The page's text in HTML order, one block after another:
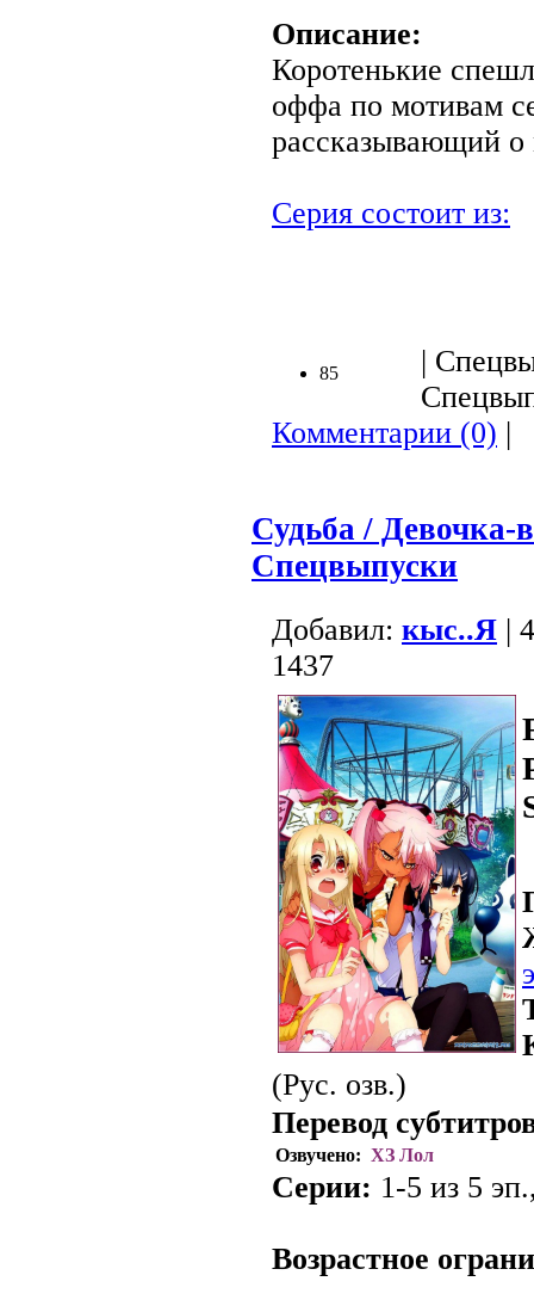
Описание:
Коротенькие
оффа по мотивам
рассказывающий
Серия состоит из:
85
|
Комментарии (0) |
Судьба /
Спецвыпуски
Добавил: кыс..Я |
1437
(Рус. озв.)
Перевод
Озвучено: ХЗ Лол
Серии: 1-5 из 5
Возрастное